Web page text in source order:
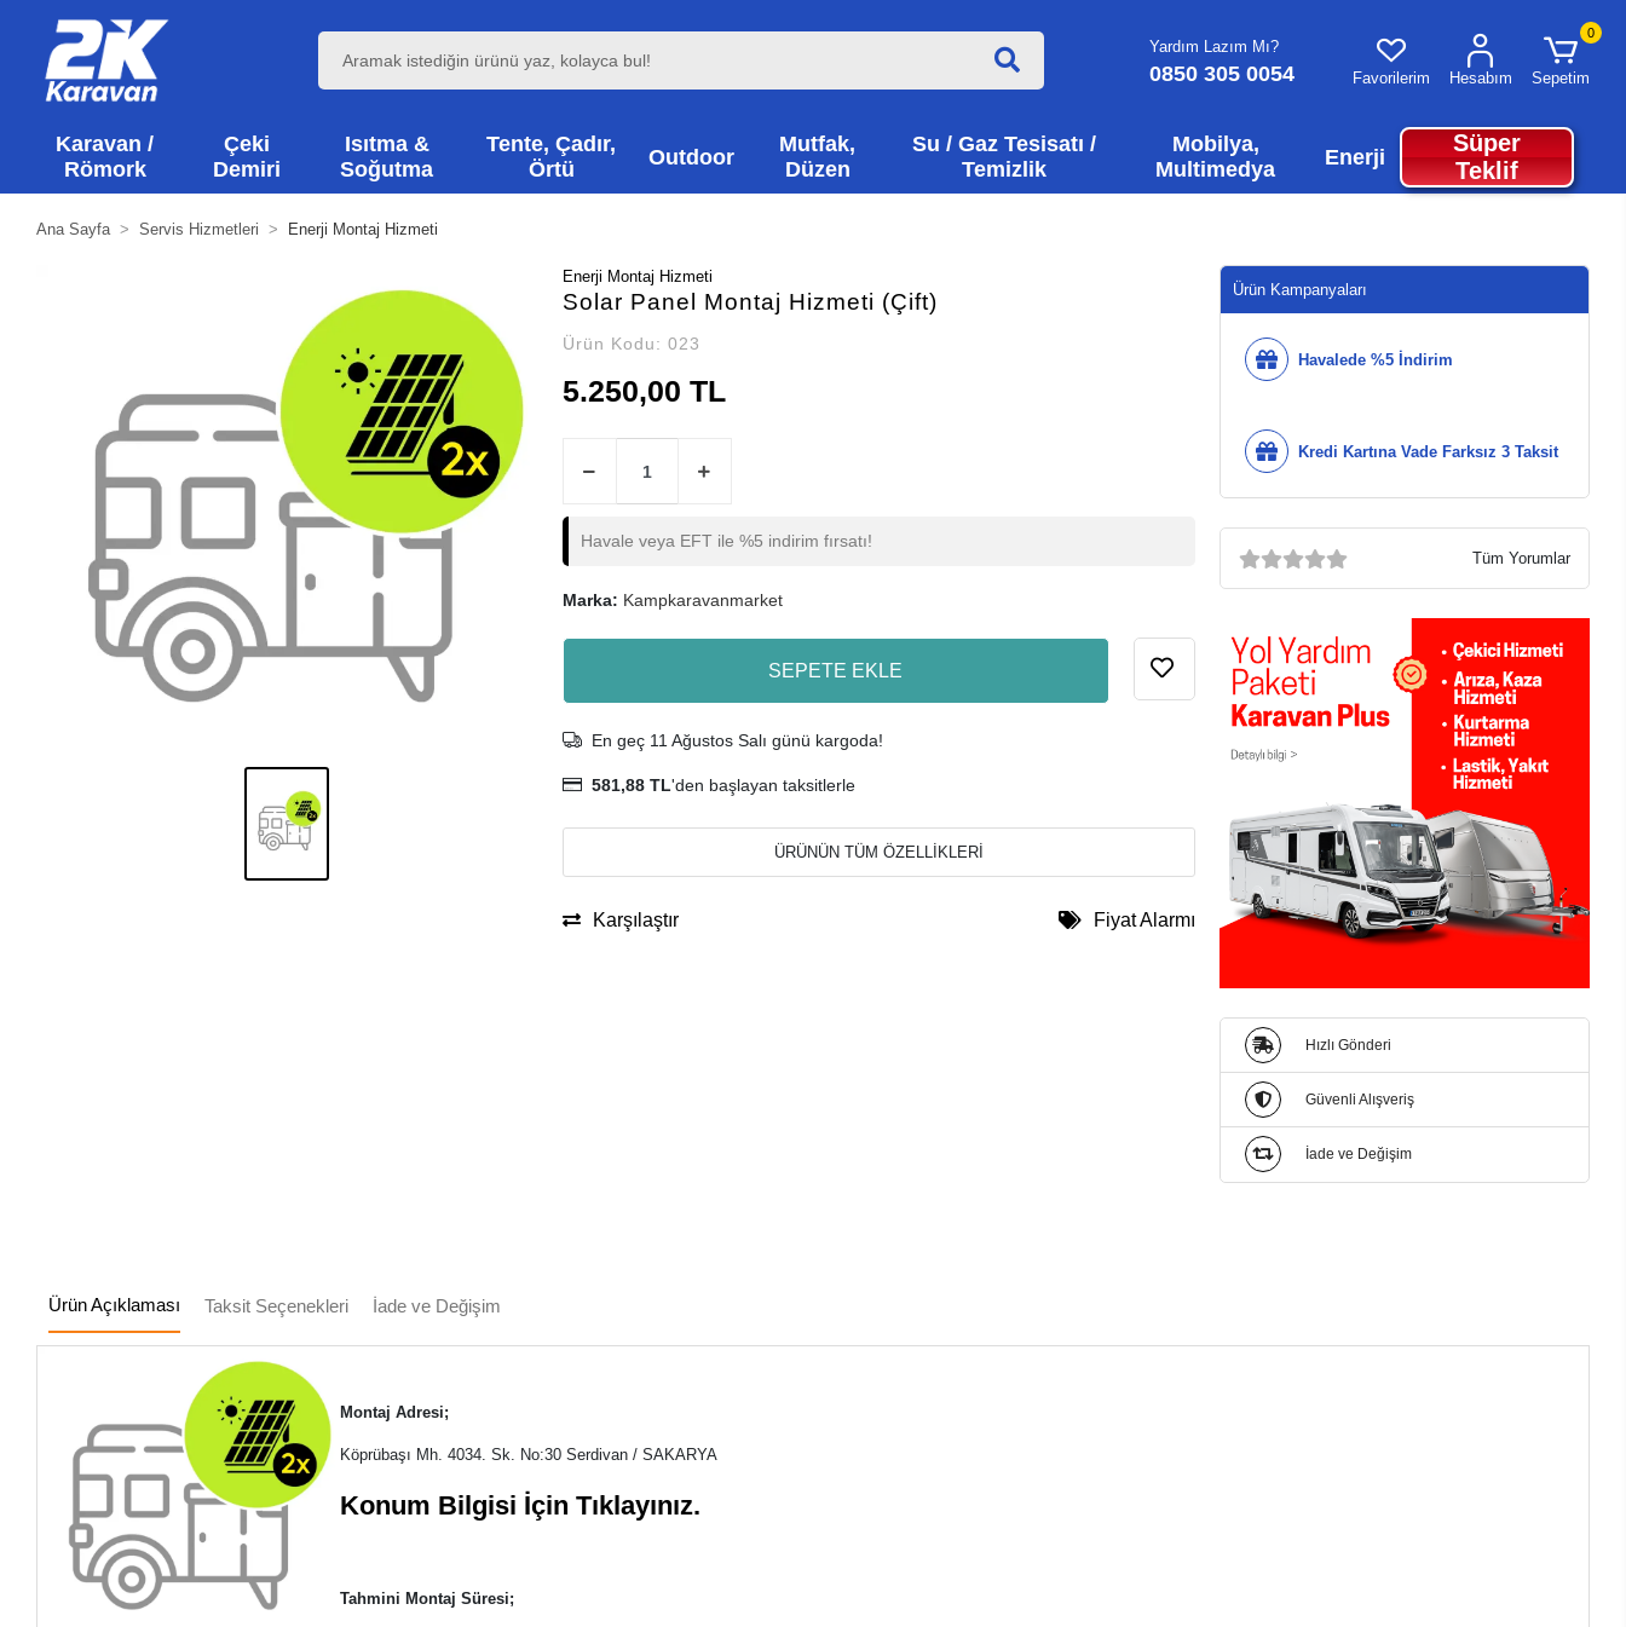
Yardım Lazım Mı?
0850 305 0054 Favorilerim Hesabım
0
Sepetim
Karavan /
Römork
Çeki
Demiri
Isıtma &
Soğutma
Tente, Çadır,
Örtü
Outdoor
Mutfak,
Düzen
Su / Gaz Tesisatı /
Temizlik
Mobilya,
Multimedya
Enerji
Süper
Teklif
Ana Sayfa Servis Hizmetleri Enerji Montaj Hizmeti
Enerji Montaj Hizmeti
Solar Panel Montaj Hizmeti (Çift)
Ürün Kodu: 023
5.250,00 TL
Havale veya EFT ile %5 indirim fırsatı!
Marka: Kampkaravanmarket
SEPETE EKLE
En geç 11 Ağustos Salı günü kargoda!
581,88 TL'den başlayan taksitlerle
ÜRÜNÜN TÜM ÖZELLİKLERİ
Karşılaştır Fiyat Alarmı
Ürün Kampanyaları
Havalede %5 İndirim
Kredi Kartına Vade Farksız 3 Taksit
Tüm Yorumlar
Hızlı Gönderi
Güvenli Alışveriş
İade ve Değişim
Ürün Açıklaması Taksit Seçenekleri İade ve Değişim
Montaj Adresi;
Köprübaşı Mh. 4034. Sk. No:30 Serdivan / SAKARYA
Konum Bilgisi İçin Tıklayınız.
Tahmini Montaj Süresi;